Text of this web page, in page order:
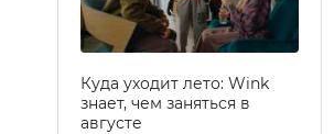
Куда уходит лето: Wink
знает, чем заняться в
августе